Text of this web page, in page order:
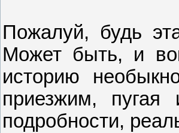
Пожалуй, будь
Может быть, и
историю
приезжим, пугая
подробности,